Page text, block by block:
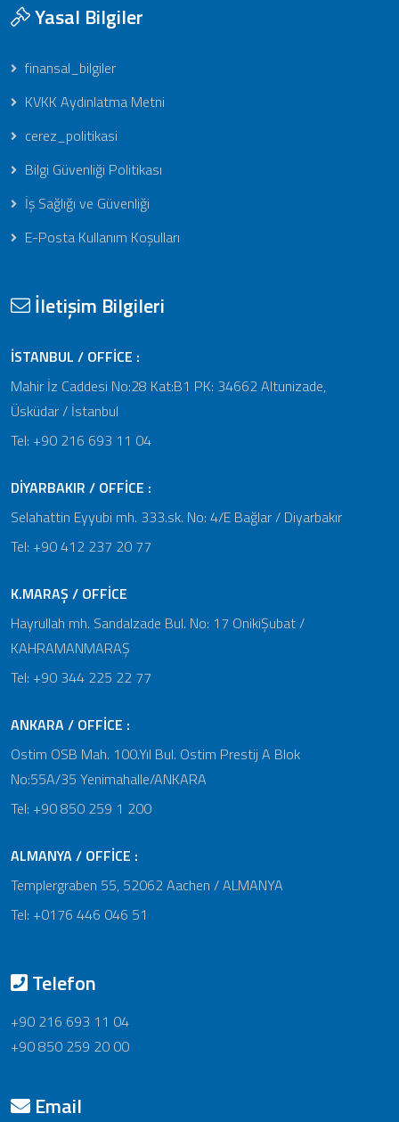
Yasal Bilgiler
finansal_bilgiler
KVKK Aydınlatma Metni
cerez_politikasi
Bilgi Güvenliği Politikası
İş Sağlığı ve Güvenliği
E-Posta Kullanım Koşulları
İletişim Bilgileri
İSTANBUL / OFFİCE :
Mahir İz Caddesi No:28 Kat:B1 PK: 34662 Altunizade,
Üsküdar / İstanbul
Tel: +90 216 693 11 04
DİYARBAKIR / OFFİCE :
Selahattin Eyyubi mh. 333.sk. No: 4/E Bağlar / Diyarbakır
Tel: +90 412 237 20 77
K.MARAŞ / OFFİCE
Hayrullah mh. Sandalzade Bul. No: 17 OnikiŞubat /
KAHRAMANMARAŞ
Tel: +90 344 225 22 77
ANKARA / OFFİCE :
Ostim OSB Mah. 100.Yıl Bul. Ostim Prestij A Blok
No:55A/35 Yenimahalle/ANKARA
Tel: +90 850 259 1 200
ALMANYA / OFFİCE :
Templergraben 55, 52062 Aachen / ALMANYA
Tel: +0176 446 046 51
Telefon
+90 216 693 11 04
+90 850 259 20 00
Email